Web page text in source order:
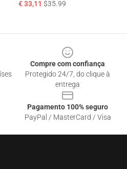
€ 33,11 $35.99
Compre com confiança
Protegido 24/7, do clique à
entrega
Pagamento 100% seguro
PayPal / MasterCard / Visa